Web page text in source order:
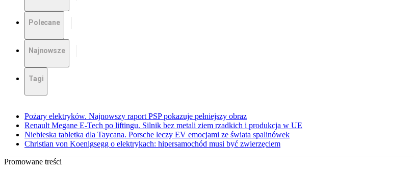
Polecane
Najnowsze
Tagi
Pożary elektryków. Najnowszy raport PSP pokazuje pełniejszy obraz
Renault Megane E-Tech po liftingu. Silnik bez metali ziem rzadkich i produkcja w UE
Niebieska tabletka dla Taycana. Porsche leczy EV emocjami ze świata spalinówek
Christian von Koenigsegg o elektrykach: hipersamochód musi być zwierzęciem
Promowane treści